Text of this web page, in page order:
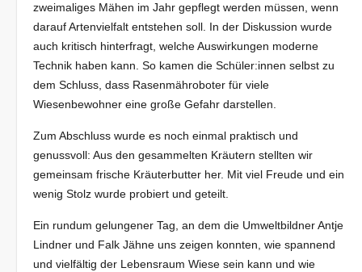
zweimaliges Mähen im Jahr gepflegt werden müssen, wenn
darauf Artenvielfalt entstehen soll. In der Diskussion wurde
auch kritisch hinterfragt, welche Auswirkungen moderne
Technik haben kann. So kamen die Schüler:innen selbst zu
dem Schluss, dass Rasenmähroboter für viele
Wiesenbewohner eine große Gefahr darstellen.
Zum Abschluss wurde es noch einmal praktisch und
genussvoll: Aus den gesammelten Kräutern stellten wir
gemeinsam frische Kräuterbutter her. Mit viel Freude und ein
wenig Stolz wurde probiert und geteilt.
Ein rundum gelungener Tag, an dem die Umweltbildner Antje
Lindner und Falk Jähne uns zeigen konnten, wie spannend
und vielfältig der Lebensraum Wiese sein kann und wie